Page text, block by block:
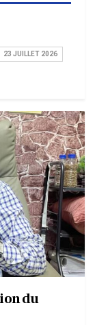
23 JUILLET 2026
du